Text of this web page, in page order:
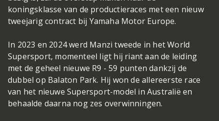
koningsklasse van de productieraces met een nieuw
tweejarig contract bij Yamaha Motor Europe.
In 2023 en 2024 werd Manzi tweede in het World
Supersport, momenteel ligt hij riant aan de leiding
met de geheel nieuwe R9 - 59 punten dankzij de
dubbel op Balaton Park. Hij won de allereerste race
van het nieuwe Supersport-model in Australië en
behaalde daarna nog zes overwinningen.